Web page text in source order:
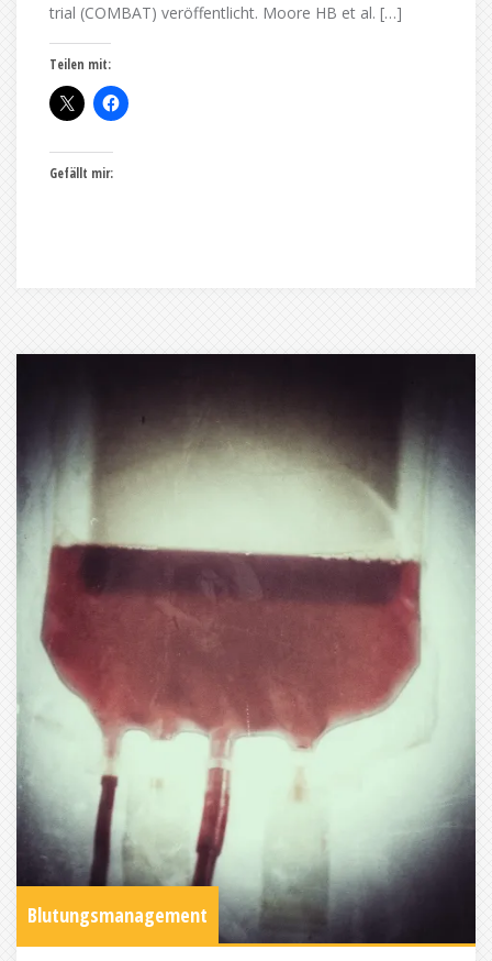
trial (COMBAT) veröffentlicht. Moore HB et al. […]
Teilen mit:
Gefällt mir:
Blutungsmanagement